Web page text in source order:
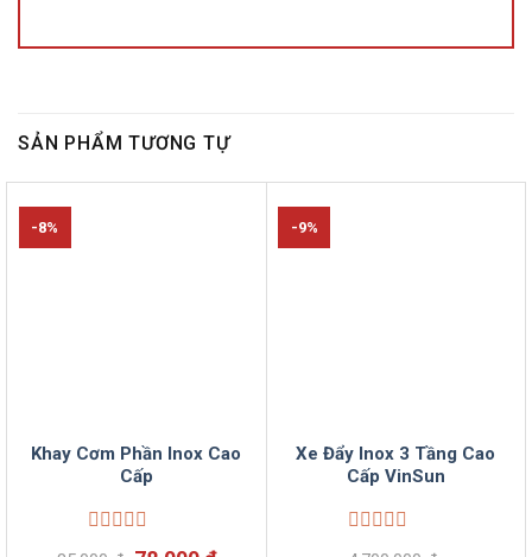
SẢN PHẨM TƯƠNG TỰ
-8%
Khay Cơm Phần Inox Cao
Cấp
Được
-9%
Xe Đẩy Inox 3 Tầng Cao
Cấp VinSun